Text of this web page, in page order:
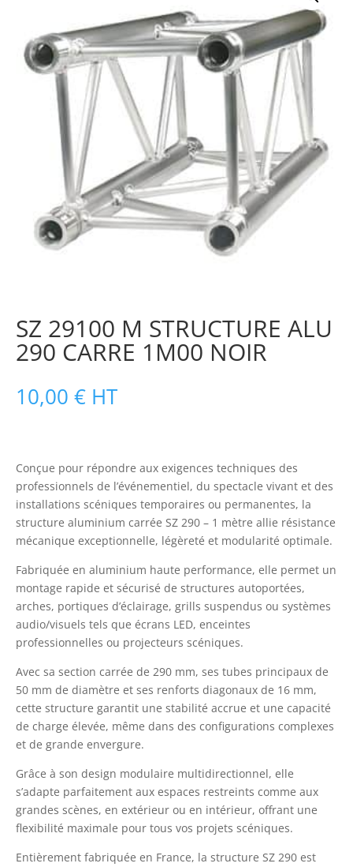
SZ 29100 M STRUCTURE ALU
290 CARRE 1M00 NOIR
10,00 € HT
Conçue pour répondre aux exigences techniques des
professionnels de l’événementiel, du spectacle vivant et des
installations scéniques temporaires ou permanentes, la
structure aluminium carrée SZ 290 – 1 mètre allie résistance
mécanique exceptionnelle, légèreté et modularité optimale.
Fabriquée en aluminium haute performance, elle permet un
montage rapide et sécurisé de structures autoportées,
arches, portiques d’éclairage, grills suspendus ou systèmes
audio/visuels tels que écrans LED, enceintes
professionnelles ou projecteurs scéniques.
Avec sa section carrée de 290 mm, ses tubes principaux de
50 mm de diamètre et ses renforts diagonaux de 16 mm,
cette structure garantit une stabilité accrue et une capacité
de charge élevée, même dans des configurations complexes
et de grande envergure.
Grâce à son design modulaire multidirectionnel, elle
s’adapte parfaitement aux espaces restreints comme aux
grandes scènes, en extérieur ou en intérieur, offrant une
flexibilité maximale pour tous vos projets scéniques.
Entièrement fabriquée en France, la structure SZ 290 est